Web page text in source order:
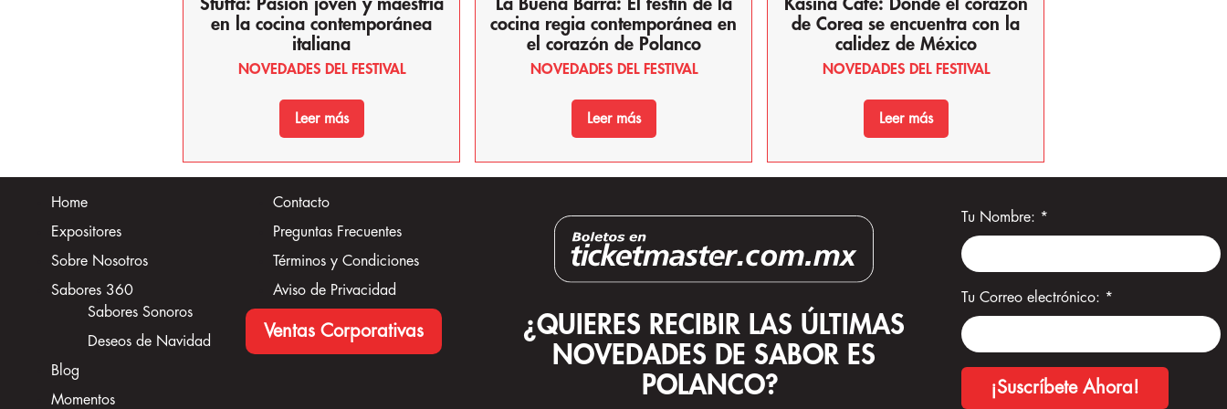
Stuffa: Pasión joven y maestría
en la cocina contemporánea
italiana
NOVEDADES DEL FESTIVAL
Leer más
La Buena Barra: El festín de la
cocina regia contemporánea en
el corazón de Polanco
NOVEDADES DEL FESTIVAL
Leer más
Kasina Café: Donde el corazón
de Corea se encuentra con la
calidez de México
NOVEDADES DEL FESTIVAL
Leer más
Home
Expositores
Sobre Nosotros
Sabores 360
Sabores Sonoros
Deseos de Navidad
Blog
Momentos
Contacto
Preguntas Frecuentes
Términos y Condiciones
Aviso de Privacidad
Ventas Corporativas
¿QUIERES RECIBIR LAS ÚLTIMAS
NOVEDADES DE SABOR ES
POLANCO?
Tu Nombre: *
Tu Correo electrónico: *